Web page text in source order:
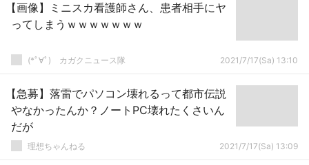
【画像】ミニスカ看護師さん、患者相手にヤ
ってしまうｗｗｗｗｗｗｗ
(*ﾟ∀ﾟ)ゞカガクニュース隊 2021/7/17(Sa) 13:10
【急募】落雷でパソコン壊れるって都市伝説
やなかったんか？ノートPC壊れたくさいん
だが
理想ちゃんねる 2021/7/17(Sa) 13:09